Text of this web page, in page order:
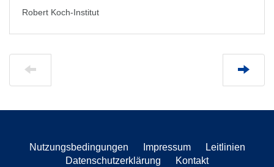
Robert Koch-Institut
Nutzungsbedingungen Impressum
Leitlinien
Datenschutzerklärung
Kontakt